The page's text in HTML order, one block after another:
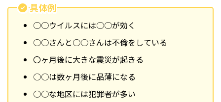
具体例
○○ウイルスには○○が効く
○○さんと○○さんは不倫をしている
〇ヶ月後に大きな震災が起きる
○○は数ヶ月後に品薄になる
○○な地区には犯罪者が多い